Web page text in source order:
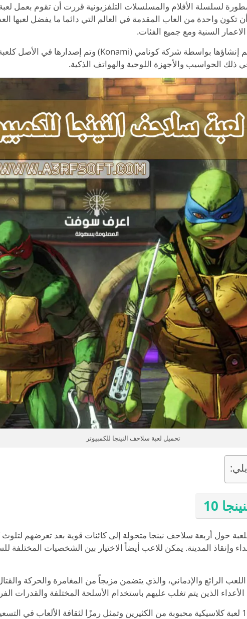
لسلسلة الأفلام والمسلسلات التلفزيونية قررت أن تقوم بعمل
واحدة من العاب المقدمة في العالم التي دائما ما يفضل لعبها
السنية ومع جميع الفئات.
الحواسيب والأجهزة اللوحية والهواتف الذكية.
تحميل لعبة سلاحف النينجا للكمبيوتر
10
النينجا 10 تدور أحداث اللعبة حول أربعة سلاحف نينجا متحولة إلى كائنات قوية بعد
وإنقاذ المدينة. يمكن للاعب أيضاً الاختيار بين الشخصيات المختلفة
لعبة سلاحف النينجا 1 بأسلوب اللعب الرائع والإدماني، والذي يتضمن مزيجاً من المغامرة
الذين يتم تغلب عليهم باستخدام الأسلحة المختلفة والقدرات
بشكل عام، تعد تحميل لعبة سلاحف النينجا 10 لعبة كلاسيكية محبوبة من الكثيرين وتمثل رمزًا لثقافة